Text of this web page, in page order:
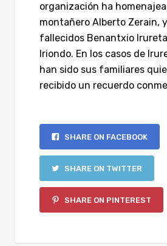
organización ha
montañero Alberto Zerain,
fallecidos Benantxio
Iriondo. En los casos de
han sido sus familiares
recibido un recuerdo
SHARE ON FACEBOOK
SHARE ON TWITTER
SHARE ON PINTEREST